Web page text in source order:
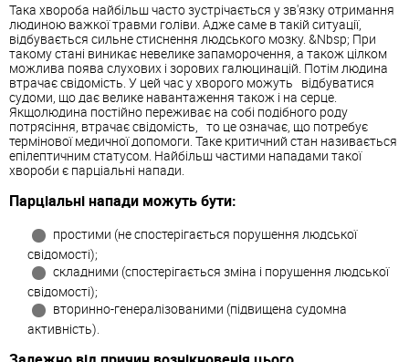
Така хвороба найбільш часто зустрічається у зв'язку отримання
людиною важкої травми голіви. Адже саме в такій ситуації,
відбувається сильне стиснення людського мозку. &Nbsp; При
такому стані виникає невелике запаморочення, а також цілком
можлива поява слухових і зорових галюцинацій. Потім людина
втрачає свідомість. У цей час у хворого можуть відбуватися
судоми, що дає велике навантаження також і на серце.
Якщолюдина постійно переживає на собі подібного роду
потрясіння, втрачає свідомість, то це означає, що потребує
термінової медичної допомоги. Таке критичний стан називається
епілептичним статусом. Найбільш частими нападами такої
хвороби є парціальні напади.
Парціальні напади можуть бути:
простими (не спостерігається порушення людської
свідомості);
складними (спостерігається зміна і порушення людської
свідомості);
вторинно-генералізованими (підвищена судомна
активність).